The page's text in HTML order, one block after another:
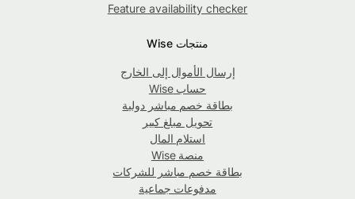
Feature availability checker
منتجات Wise
إرسال الأموال إلى الخارج
حساب Wise
بطاقة خصم مباشر دولية
تحويل مبلغ كبير
استلام المال
منصة Wise
بطاقة خصم مباشر للشركات
مدفوعات جماعية